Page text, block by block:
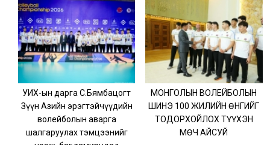
УИХ-ын дарга С.Бямбацогт
Зүүн Азийн эрэгтэйчүүдийн
волейболын аварга
шалгаруулах тэмцээнийг
МОНГОЛЫН ВОЛЕЙБОЛЫН
ШИНЭ 100 ЖИЛИЙН ӨНГИЙГ
ТОДОРХОЙЛОХ ТҮҮХЭН
МӨЧ АЙСУЙ